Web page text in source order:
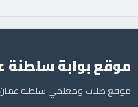
موقع بوابة سلطنة
موقع طلاب ومعلمي سلطنة عمان